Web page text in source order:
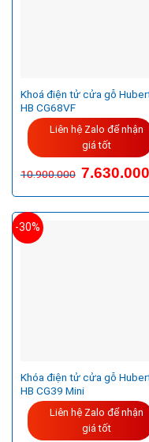
Khoá điện tử cửa gỗ
HB CG68VF
Liên hệ Zalo để nhận
giá tốt
10.900.000 Giá
gốc
7.630.000
-30%
Khóa điện tử cửa gỗ
HB CG39 Mini
Liên hệ Zalo để nhận
giá tốt